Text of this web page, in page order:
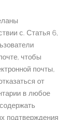
с. Статья 6,
чтобы
почты,
от
в любое
подтверждения